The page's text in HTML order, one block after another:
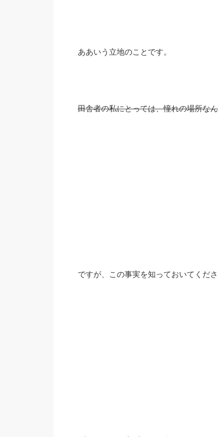
ああいう立地のことです。
田舎者の私にとっては、憧れの場所な
ですが、この事実を知っておいてくだ